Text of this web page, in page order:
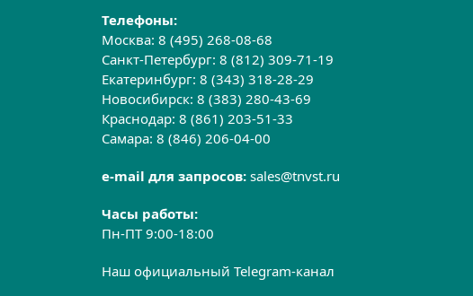
Телефоны:
Москва:8 (495) 268-08-68
Санкт-Петербург:8 (812) 309-71-19
Екатеринбург:8 (343) 318-28-29
Новосибирск:8 (383) 280-43-69
Краснодар:8 (861) 203-51-33
Самара:8 (846) 206-04-00
e-mail для запросов:sales@tnvst.ru
Часы работы:
Пн-ПТ 9:00-18:00
Наш официальный Telegram-канал